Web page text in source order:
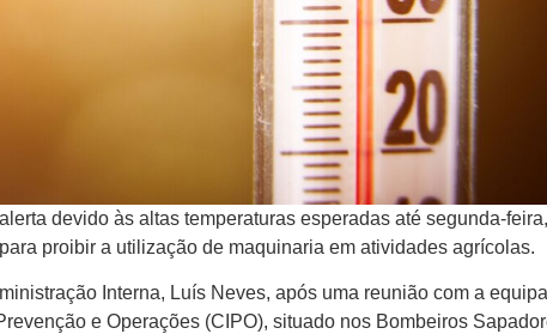
devido às altas temperaturas esperadas até segunda-feira,
proibir a utilização de maquinaria em atividades agrícolas.
Interna, Luís Neves, após uma reunião com a equipa
e Operações (CIPO), situado nos Bombeiros